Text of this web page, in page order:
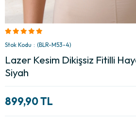
Stok Kodu (BLR-M53-4)
Lazer Kesim Dikişsiz Fitilli
Siyah
899,90 TL